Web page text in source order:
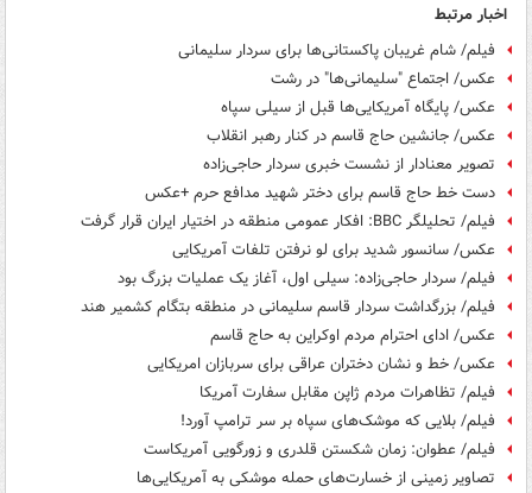
اخبار مرتبط
فیلم/ شام غریبان پاکستانی‌ها برای سردار سلیمانی
عکس/ اجتماع "سلیمانی‌ها" در رشت
عکس/ پایگاه آمریکایی‌ها قبل از سیلی سپاه
عکس/ جانشین حاج قاسم در کنار رهبر انقلاب
تصویر معنادار از نشست خبری سردار حاجی‌زاده
دست خط حاج قاسم برای دختر شهید مدافع حرم +عکس
فیلم/ تحلیلگر BBC: افکار عمومی منطقه در اختیار ایران قرار گرفت
عکس/ سانسور شدید برای لو نرفتن تلفات آمریکایی
فیلم/ سردار حاجی‌زاده: سیلی اول، آغاز یک عملیات بزرگ بود
فیلم/ بزرگداشت سردار قاسم سلیمانی در منطقه بتگام کشمیر هند
عکس/ ادای احترام مردم اوکراین به حاج قاسم
عکس/ خط و نشان دختران عراقی برای سربازان امریکایی
فیلم/ تظاهرات مردم ژاپن مقابل سفارت آمریکا
فیلم/ بلایی که موشک‌های سپاه بر سر ترامپ آورد!
فیلم/ عطوان: زمان شکستن قلدری و زورگویی آمریکاست
تصاویر زمینی از خسارت‌های حمله موشکی به آمریکایی‌ها